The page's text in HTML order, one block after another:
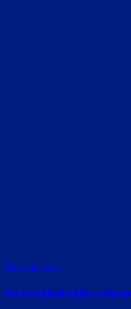
Rate this post
Ghi Trọn Khoảnh Khắc – Dịch